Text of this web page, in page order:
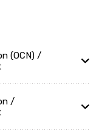
(OCN) /
/